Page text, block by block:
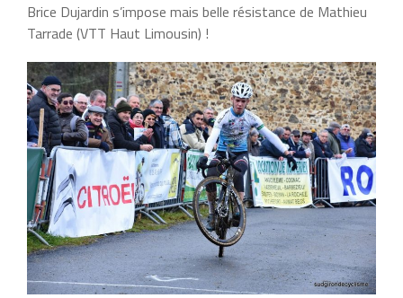
Brice Dujardin s’impose mais belle résistance de Mathieu
Tarrade (VTT Haut Limousin) !